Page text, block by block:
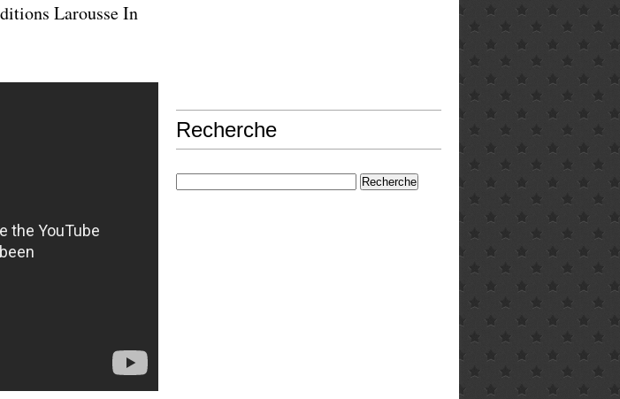
Larousse In
Recherche